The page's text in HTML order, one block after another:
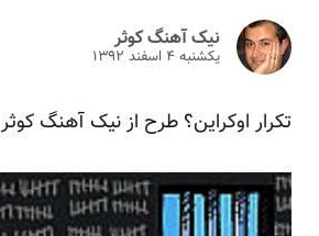
نیک آهنگ کوثر
یکشنبه ۴ اسفند ۱۳۹۲
تکرار اوکراین؟ طرح از نیک آهنگ کوثر